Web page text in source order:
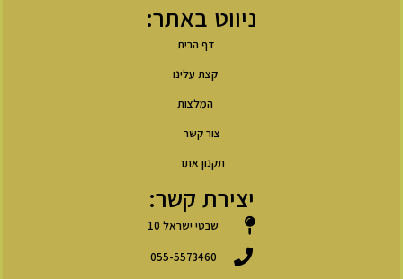
ניווט באתר:
דף הבית
קצת עלינו
המלצות
צור קשר
תקנון אתר
יצירת קשר:
שבטי ישראל 10
055-5573460